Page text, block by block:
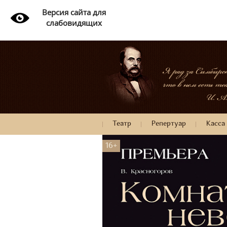
Версия сайта для
слабовидящих
Театр Репертуар Касса
16+